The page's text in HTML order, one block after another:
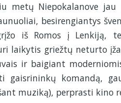
metų Niepokalanove jau
besirengiantys
iš Romos į Lenkiją,
laikytis griežtų neturto
ir baigiant
gaisrininkų komandą,
muziką), perprasti kino